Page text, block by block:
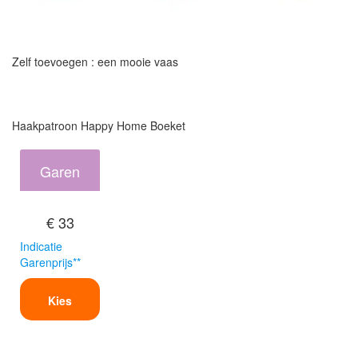
Zelf toevoegen : een mooie vaas
Haakpatroon Happy Home Boeket
Garen
€ 33
Indicatie
Garenprijs**
Kies